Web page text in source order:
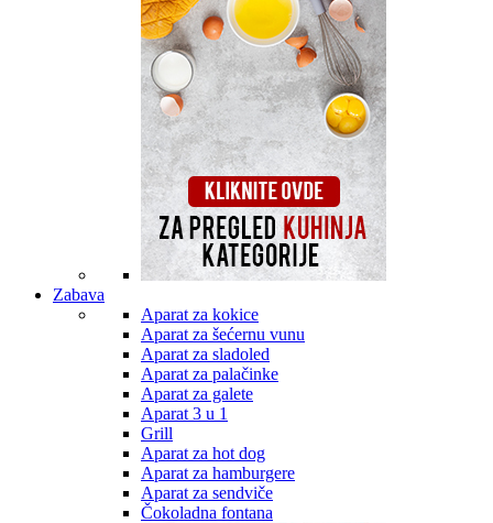
Zabava
Aparat za kokice
Aparat za šećernu vunu
Aparat za sladoled
Aparat za palačinke
Aparat za galete
Aparat 3 u 1
Grill
Aparat za hot dog
Aparat za hamburgere
Aparat za sendviče
Čokoladna fontana